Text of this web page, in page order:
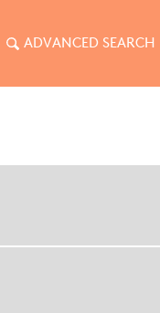
ADVANCED SEARCH